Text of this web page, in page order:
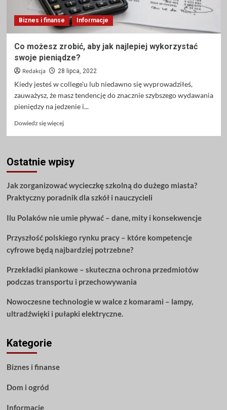
Biznes i finanse Informacje
Co możesz zrobić, aby jak najlepiej wykorzystać
swoje pieniądze?
Redakcja 28 lipca, 2022
Kiedy jesteś w college'u lub niedawno się wyprowadziłeś,
zauważysz, że masz tendencję do znacznie szybszego wydawania
pieniędzy na jedzenie i...
Dowiedz się więcejDowiedz
Co
możesz
aby
jak
wykorzystać
pieniądze?
Ostatnie wpisy
Jak zorganizować wycieczkę szkolną do dużego miasta?
Praktyczny poradnik dla szkół i nauczycieli
Ilu Polaków nie umie pływać – dane, mity i konsekwencje
Przyszłość polskiego rynku pracy – które kompetencje
cyfrowe będą najbardziej potrzebne?
Przekładki piankowe – skuteczna ochrona przedmiotów
podczas transportu i przechowywania
Nowoczesne technologie w walce z komarami – lampy,
ultradźwięki i pułapki elektryczne.
Kategorie
Biznes i finanse
Dom i ogród
Informacje